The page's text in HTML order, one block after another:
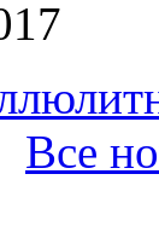
Все